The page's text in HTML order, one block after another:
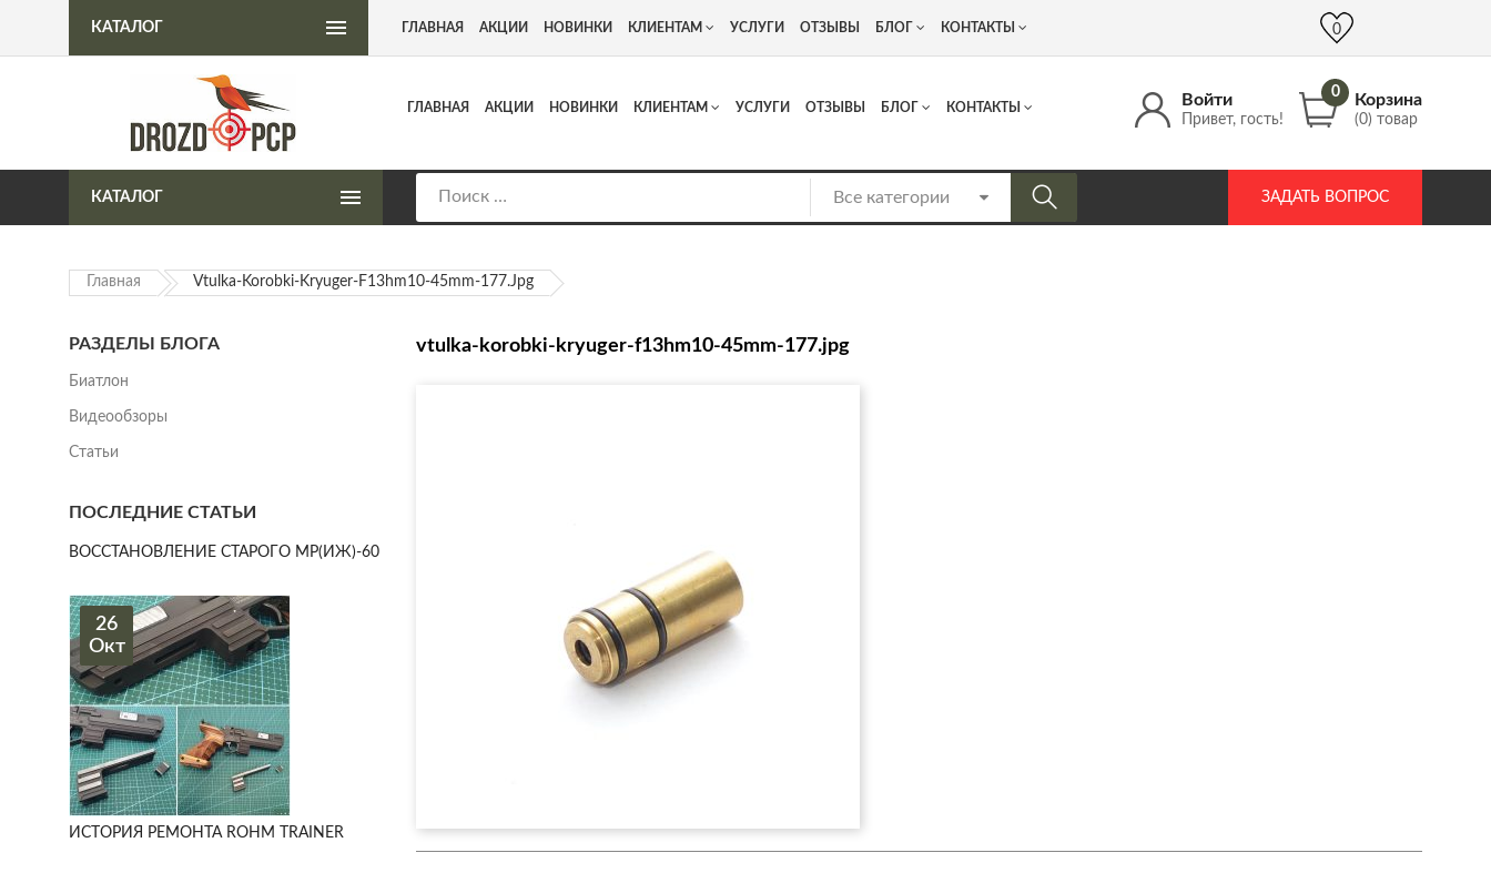
Интернет-магазин пневматического оружия Адрес: г. Москва, Люберцы, Котельнический проезд 13 +7 (917) 537 17 16 info@DrozdPcp.ru
Войти
Привет, гость!
0 Корзина
(0) товар
ГЛАВНАЯ АКЦИИ НОВИНКИ КЛИЕНТАМ УСЛУГИ ОТЗЫВЫ БЛОГ КОНТАКТЫ
КАТАЛОГ ЗАДАТЬ ВОПРОС
КАТАЛОГ ГЛАВНАЯ АКЦИИ НОВИНКИ КЛИЕНТАМ УСЛУГИ ОТЗЫВЫ БЛОГ КОНТАКТЫ 0
Главная Vtulka-Korobki-Kryuger-F13hm10-45mm-177.jpg
vtulka-korobki-kryuger-f13hm10-45mm-177.jpg
РАЗДЕЛЫ БЛОГА
Биатлон
Видеообзоры
Статьи
ПОСЛЕДНИЕ СТАТЬИ
ВОССТАНОВЛЕНИЕ СТАРОГО МР(ИЖ)-60
26
Окт
ИСТОРИЯ РЕМОНТА ROHM TRAINER